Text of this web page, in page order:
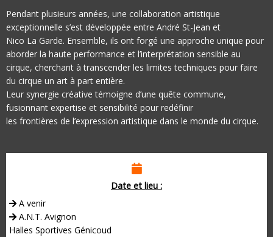
Pendant plusieurs années, une collaboration artistique
exceptionnelle s’est développée entre André St-Jean et
Nico La Garde. Ensemble, ils ont forgé une approche unique pour
aborder la haute performance et l’interprétation sensible au
cirque, cherchant à transcender les limites techniques pour faire
du cirque un art à part entière.
Leur synergie créative témoigne d’une quête commune,
fusionnant expertise et sensibilité pour redéfinir
les frontières de l’expression artistique dans le monde du cirque.
Date et lieu :
A venir
A.N.T. Avignon
Halles Sportives Génicoud